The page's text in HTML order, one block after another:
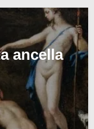
ancella